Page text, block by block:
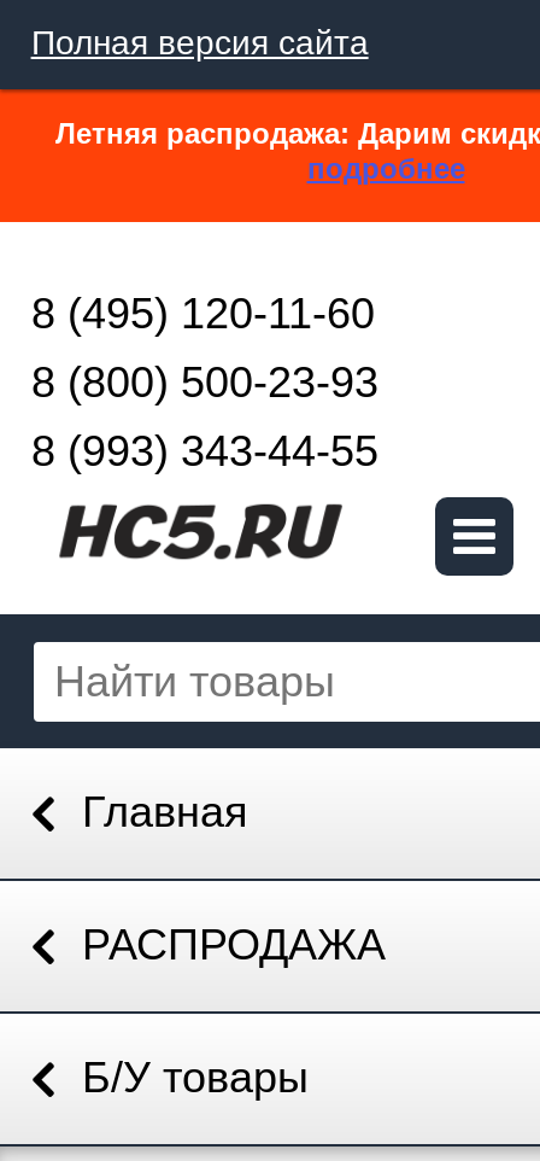
Полная версия сайта
Летняя распродажа: Дарим
подробнее
8 (495) 120-11-60
8 (800) 500-23-93
8 (993) 343-44-55
Главная
РАСПРОДАЖА
Б/У товары